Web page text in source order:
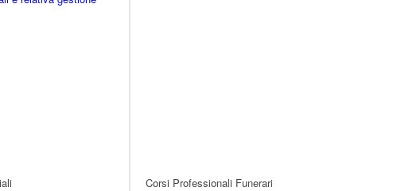
Corsi Professionali Funerari